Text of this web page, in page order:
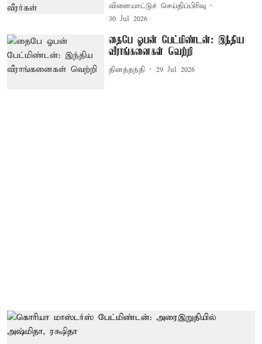
விளையாட்டுச் செய்திப்பிரிவு
30 Jul 2026
தைபே ஓபன் பேட்மிண்டன்: இந்திய
வீராங்கனைகள் வெற்றி
தினத்தந்தி 29 Jul 2026